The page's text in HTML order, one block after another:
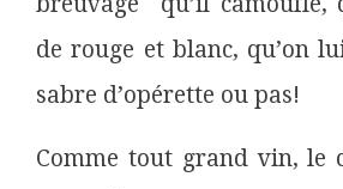
de rouge et blanc, qu’on
sabre d’opérette ou pas!
Comme tout grand vin, le